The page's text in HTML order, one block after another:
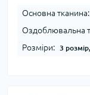
Основна тканина:
Оздоблювальна
Розміри: 3